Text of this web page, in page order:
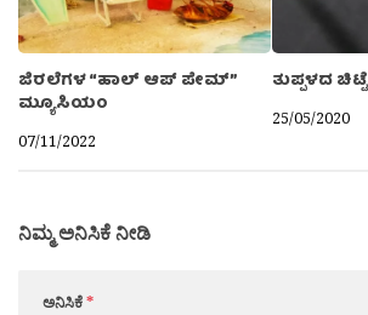
ಜಿರಲೆಗಳ “ಹಾಲ್ ಆಪ್ ಪೇಮ್”
ಮ್ಯೂಸಿಯಂ
07/11/2022
ತುಪ್ಪಳದ ಚಿಟ್ಟೆ
25/05/2020
ನಿಮ್ಮ ಅನಿಸಿಕೆ ನೀಡಿ
ಅನಿಸಿಕೆ*